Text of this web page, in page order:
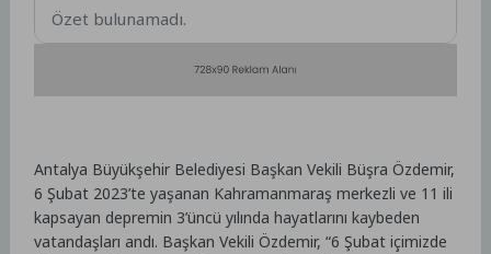
Özet bulunamadı.
Antalya Büyükşehir Belediyesi Başkan Vekili Büşra Özdemir,
6 Şubat 2023’te yaşanan Kahramanmaraş merkezli ve 11 ili
kapsayan depremin 3’üncü yılında hayatlarını kaybeden
vatandaşları andı. Başkan Vekili Özdemir, “6 Şubat içimizde